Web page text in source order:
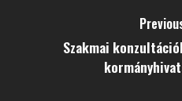
Szakmai